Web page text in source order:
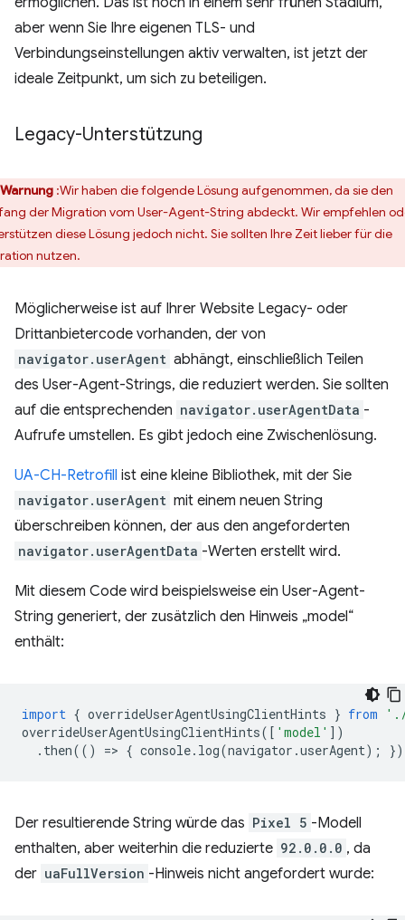
aber wenn Sie Ihre eigenen TLS- und
Verbindungseinstellungen aktiv verwalten, ist jetzt der
ideale Zeitpunkt, um sich zu beteiligen.
Legacy-Unterstützung
Warnung :Wir haben die folgende Lösung aufgenommen, da sie den
der Migration vom User-Agent-String abdeckt. Wir empfehlen
diese Lösung jedoch nicht. Sie sollten Ihre Zeit lieber für die
nutzen.
Möglicherweise ist auf Ihrer Website Legacy- oder
Drittanbietercode vorhanden, der von
navigator.userAgent abhängt, einschließlich Teilen
des User-Agent-Strings, die reduziert werden. Sie sollten
auf die entsprechenden navigator.userAgentData -
Aufrufe umstellen. Es gibt jedoch eine Zwischenlösung.
UA-CH-Retrofill ist eine kleine Bibliothek, mit der Sie
navigator.userAgent mit einem neuen String
überschreiben können, der aus den angeforderten
navigator.userAgentData -Werten erstellt wird.
Mit diesem Code wird beispielsweise ein User-Agent-
String generiert, der zusätzlich den Hinweis „model“
enthält:
import { overrideUserAgentUsingClientHints } from
overrideUserAgentUsingClientHints([ 'model' ])
. then(() => { console. log(navigator .userAgent);
Der resultierende String würde das Pixel 5 -Modell
enthalten, aber weiterhin die reduzierte 92.0.0.0 , da
der uaFullVersion -Hinweis nicht angefordert wurde: